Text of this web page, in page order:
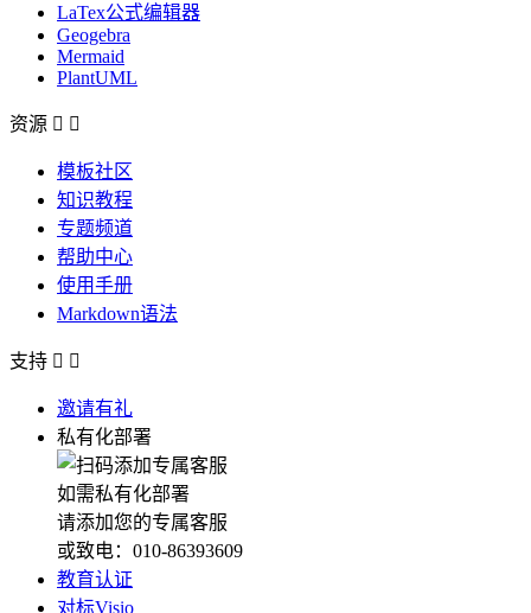
LaTex公式编辑器
Geogebra
Mermaid
PlantUML
资源  
模板社区
知识教程
专题频道
帮助中心
使用手册
Markdown语法
支持  
邀请有礼
私有化部署
如需私有化部署
请添加您的专属客服
或致电：010-86393609
教育认证
对标Visio